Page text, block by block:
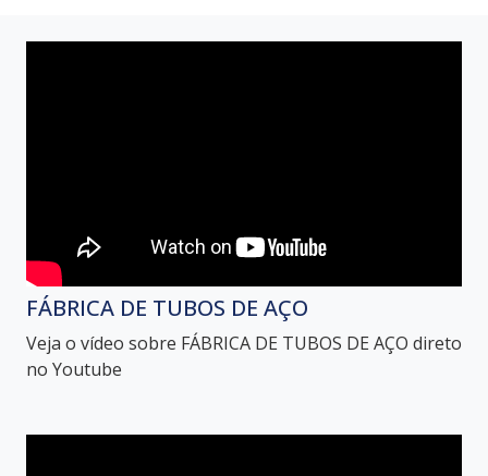
FÁBRICA DE TUBOS DE AÇO
Veja o vídeo sobre FÁBRICA DE TUBOS DE AÇO direto
no Youtube